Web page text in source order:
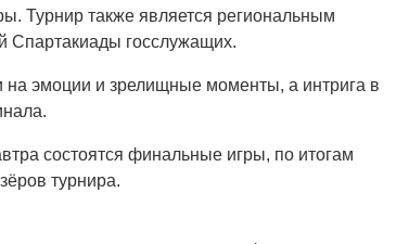
Турнир также является региональным
Спартакиады госслужащих.
эмоции и зрелищные моменты, а интрига в
состоятся финальные игры, по итогам
турнира.